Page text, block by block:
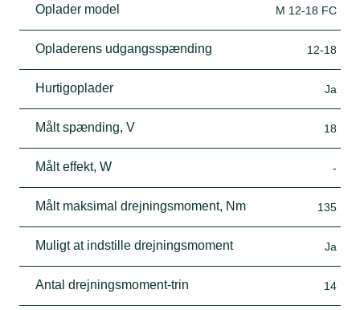
Oplader model M 12-18 FC
Opladerens udgangsspænding 12-18
Hurtigoplader Ja
Målt spænding, V 18
Målt effekt, W -
Målt maksimal drejningsmoment, Nm 135
Muligt at indstille drejningsmoment Ja
Antal drejningsmoment-trin 14